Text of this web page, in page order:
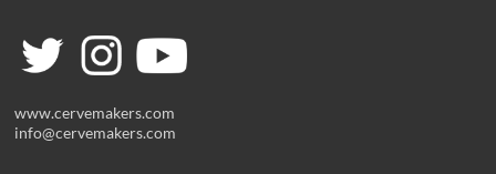
www.cervemakers.com
info@cervemakers.com